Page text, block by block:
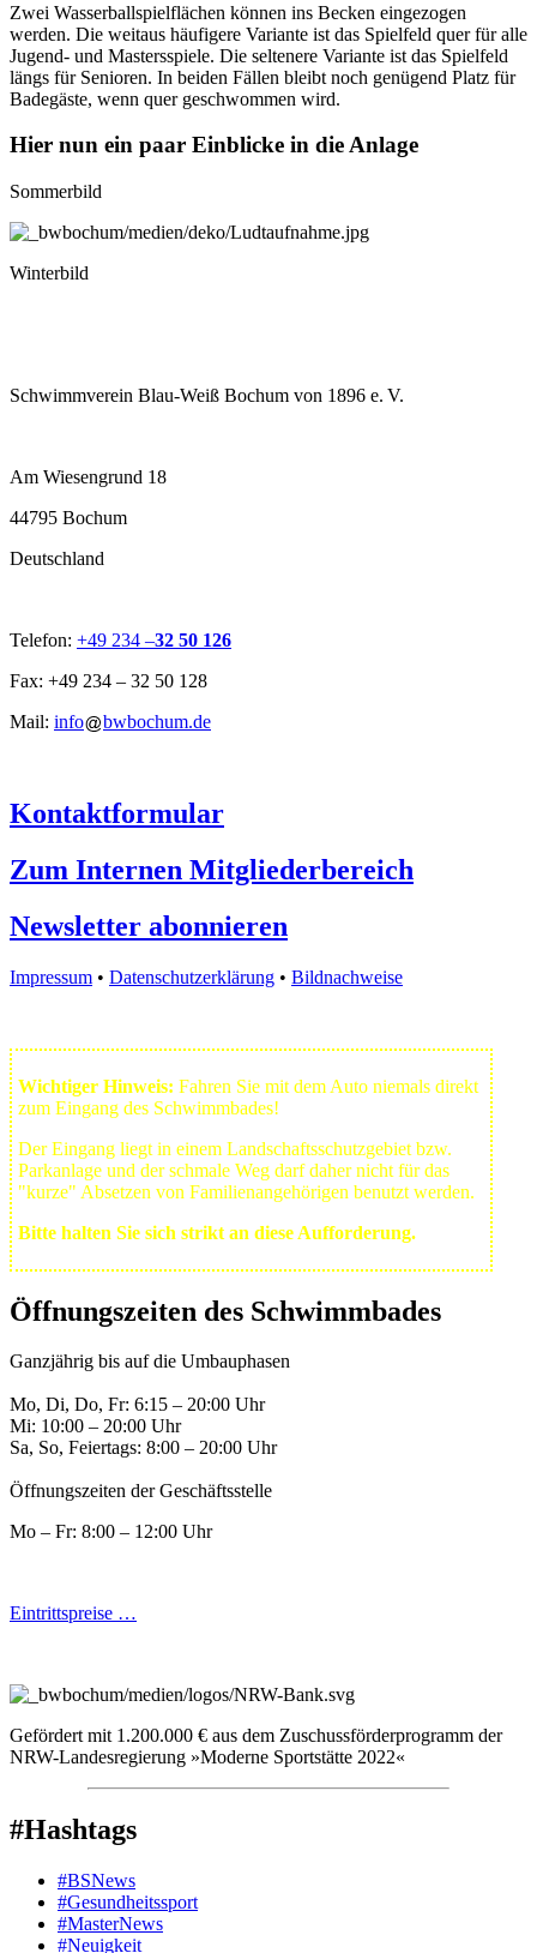
Zwei Wasserballspielflächen können ins Becken eingezogen
werden. Die weitaus häufigere Variante ist das Spielfeld quer für alle
Jugend- und Mastersspiele. Die seltenere Variante ist das Spielfeld
längs für Senioren. In beiden Fällen bleibt noch genügend Platz für
Badegäste, wenn quer geschwommen wird.
Hier nun ein paar Einblicke in die Anlage
Sommerbild
Winterbild
Schwimmverein Blau-Weiß Bochum von 1896 e. V.
Am Wiesengrund 18
44795 Bochum
Deutschland
Telefon: +49 234 –32 50 126
Fax: +49 234 – 32 50 128
Mail: info bwbochum.de
Kontaktformular
Zum Internen Mitgliederbereich
Newsletter abonnieren
Impressum • Datenschutzerklärung • Bildnachweise
Wichtiger Hinweis: Fahren Sie mit dem Auto niemals direkt
zum Eingang des Schwimmbades!
Der Eingang liegt in einem Landschafts­schutzgebiet bzw.
Park­anlage und der schmale Weg darf daher nicht für das
"kurze" Absetzen von Familienangehörigen benutzt werden.
Bitte halten Sie sich strikt an diese Aufforderung.
Öffnungszeiten des Schwimmbades
Ganzjährig bis auf die Umbauphasen
Mo, Di, Do, Fr: 6:15 – 20:00 Uhr
Mi: 10:00 – 20:00 Uhr
Sa, So, Feiertags: 8:00 – 20:00 Uhr
Öffnungszeiten der Geschäftsstelle
Mo – Fr: 8:00 – 12:00 Uhr
Eintrittspreise …
Gefördert mit 1.200.000 € aus dem Zuschussförderprogramm der
NRW-Landesregierung »Moderne Sportstätte 2022«
#Hashtags
#BSNews
#Gesundheitssport
#MasterNews
#Neuigkeit